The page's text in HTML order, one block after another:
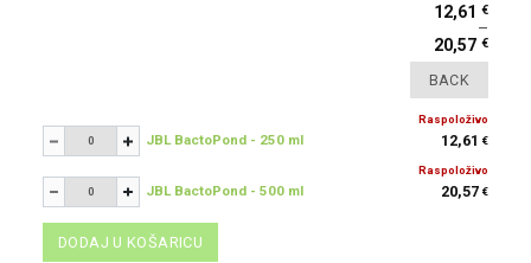
12,61 €
–
20,57 €
Raspoloživo
- + JBL BactoPond - 250 ml 12,61 €
Raspoloživo
- + JBL BactoPond - 500 ml 20,57 €
DODAJ U KOŠARICU